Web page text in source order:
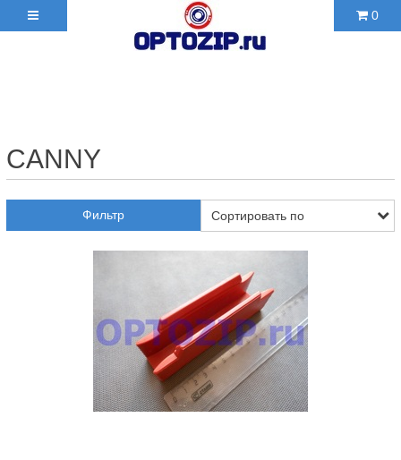
0
CANNY
Фильтр